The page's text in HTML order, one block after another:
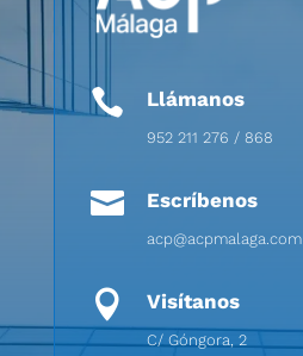
 Llámanos
952 211 276 / 868
 Escríbenos
acp@acpmalaga.com
 Visítanos
C/ Góngora, 2